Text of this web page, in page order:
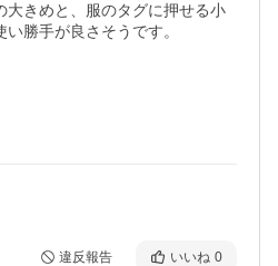
大きめと、服のタグに押せる小
勝手が良さそうです。
違反報告 いいね 0